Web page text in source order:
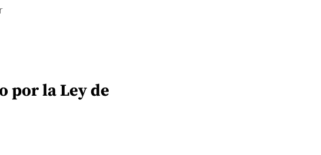
por la Ley de